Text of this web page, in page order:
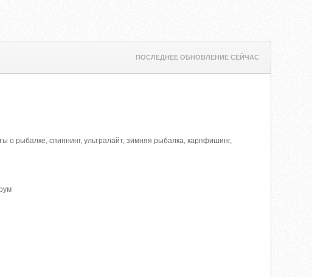
ПОСЛЕДНЕЕ ОБНОВЛЕНИЕ СЕЙЧАС
рыбалке, спиннинг, ультралайт, зимняя рыбалка, карпфишинг,